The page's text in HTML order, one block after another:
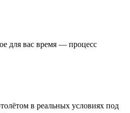
для вас время — процесс
в реальных условиях под